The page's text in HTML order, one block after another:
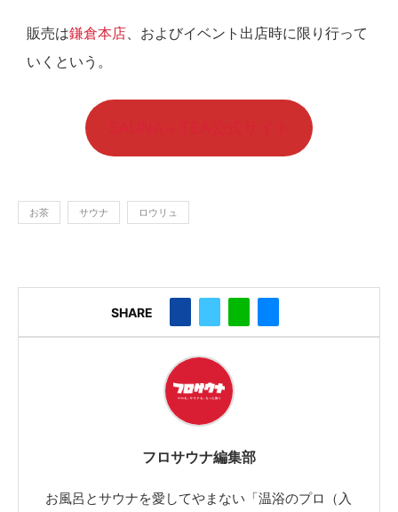
販売は鎌倉本店、およびイベント出店時に限り行って
いくという。
お茶 サウナ ロウリュ
SHARE
フロサウナ編集部
お風呂とサウナを愛してやまない「温浴のプロ（入